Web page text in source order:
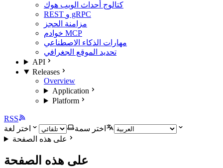
كتالوج أحداث الويب هوك
REST و gRPC
مزامنة الحجز
خوادم MCP
مهارات الذكاء الاصطناعي
تحديد الموقع الجغرافي
API
Releases
Overview
Application
Platform
RSS
اختر سمة
اختر لغة
على هذه الصفحة
على هذه الصفحة